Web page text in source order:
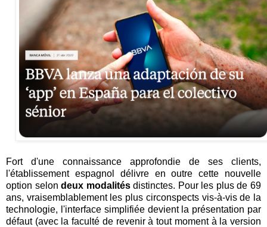
Fort d'une connaissance approfondie de ses clients,
l'établissement espagnol délivre en outre cette nouvelle
option selondeux modalitésdistinctes. Pour les plus de 69
ans, vraisemblablement les plus circonspects vis-à-vis de la
technologie, l'interface simplifiée devient la présentation par
défaut (avec la faculté de revenir à tout moment à la version